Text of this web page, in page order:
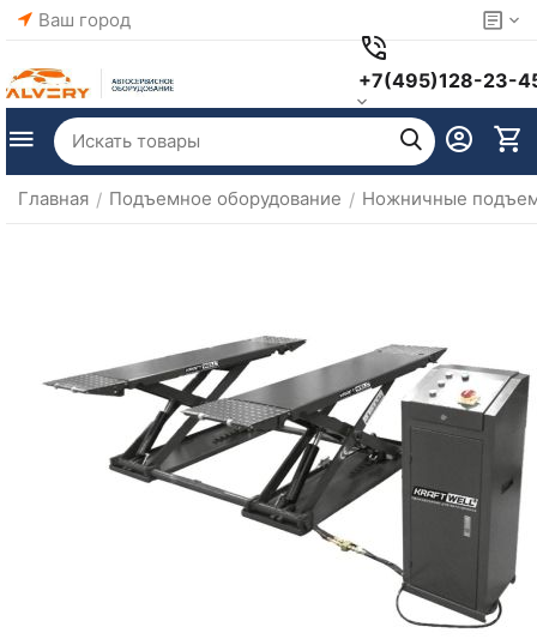
Ваш город
+7(495)128-23-
Главная / Подъемное оборудование / Ножничные